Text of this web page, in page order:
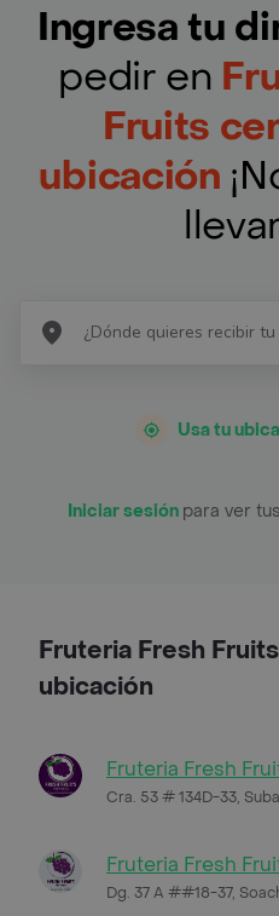
Ingresa tu
pedir en
Fruits
ubicación
Usa tu
Iniciar sesión para ver
Fruteria Fresh
ubicación
Fruteria Fresh
Cra. 53 # 134D-33,
Fruteria Fresh
Dg. 37 A ##18-37,